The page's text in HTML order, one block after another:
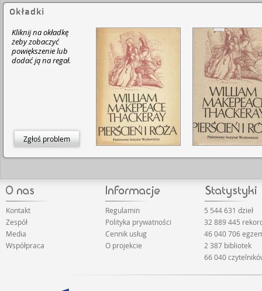
Okładki
Kliknij na okładkę
żeby zobaczyć
powiększenie lub
dodać ją na regał.
Zgłoś problem
Kontakt
Zespół
Media
Współpraca
Regulamin
Polityka prywatności
Cennik usług
O projekcie
5 544 631 dzieł
32 889 445
46 040 706
2 387 bibliotek
66 040